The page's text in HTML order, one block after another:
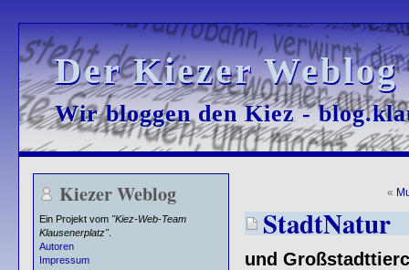
Der Kiezer
Der Kiezer
Wir bloggen den Kiez -
Wir bloggen den Kiez -
Kiezer Weblog
Ein Projekt vom "Kiez-Web-Team
Klausenerplatz".
Autoren
Impressum
«
StadtNatur
und